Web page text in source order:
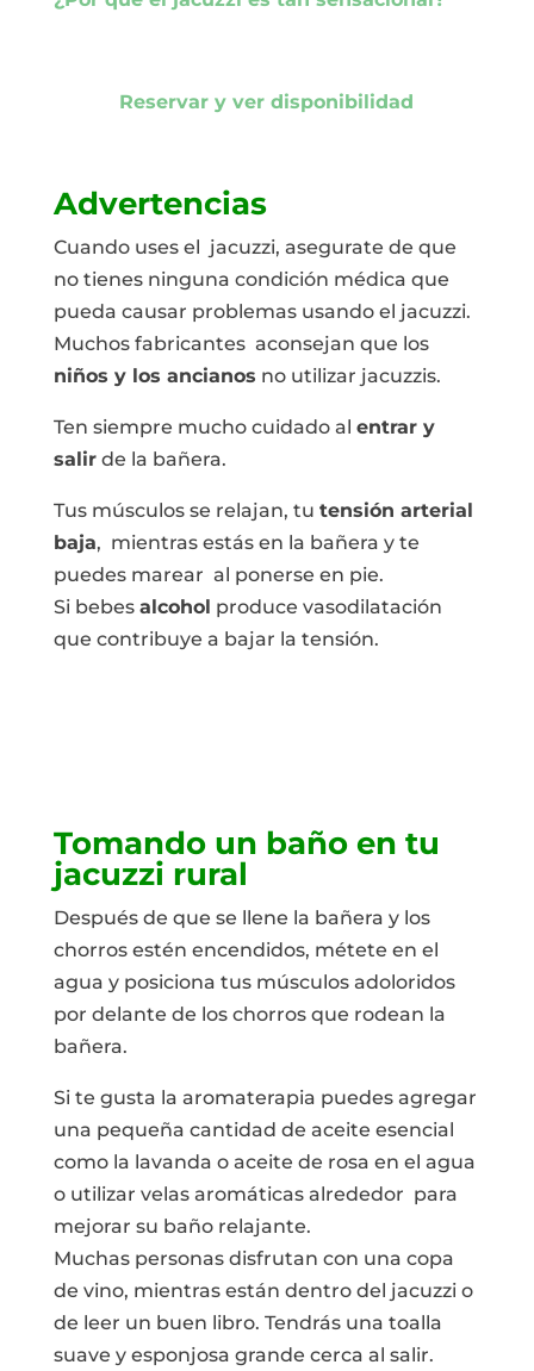
Reservar y ver disponibilidad
Advertencias
Cuando uses el jacuzzi, asegurate de que
no tienes ninguna condición médica que
pueda causar problemas usando el jacuzzi.
Muchos fabricantes aconsejan que los
niños y los ancianos no utilizar jacuzzis.
Ten siempre mucho cuidado al entrar y
salirde la bañera.
Tus músculos se relajan, tu tensión arterial
baja, mientras estás en la bañera y te
puedes marear al ponerse en pie.
Si bebes alcohol produce vasodilatación
que contribuye a bajar la tensión.
Tomando un baño en tu
jacuzzi rural
Después de que se llene la bañera y los
chorros estén encendidos, métete en el
agua y posiciona tus músculos adoloridos
por delante de los chorros que rodean la
bañera.
Si te gusta la aromaterapia puedes agregar
una pequeña cantidad de aceite esencial
como la lavanda o aceite de rosa en el agua
o utilizar velas aromáticas alrededor para
mejorar su baño relajante.
Muchas personas disfrutan con una copa
de vino, mientras están dentro del jacuzzi o
de leer un buen libro. Tendrás una toalla
suave y esponjosa grande cerca al salir.